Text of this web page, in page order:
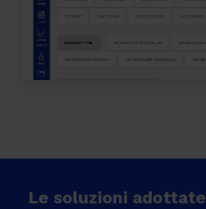
Le soluzioni adottate